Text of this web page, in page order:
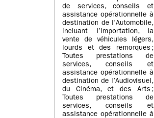
de services, conseils et
assistance opérationnelle à
destination de l’Automobile,
incluant l’importation, la
vente de véhicules légers,
lourds et des remorques ;
Toutes prestations de
services, conseils et
assistance opérationnelle à
destination de l’Audiovisuel,
du Cinéma, et des Arts ;
Toutes prestations de
services, conseils et
assistance opérationnelle à